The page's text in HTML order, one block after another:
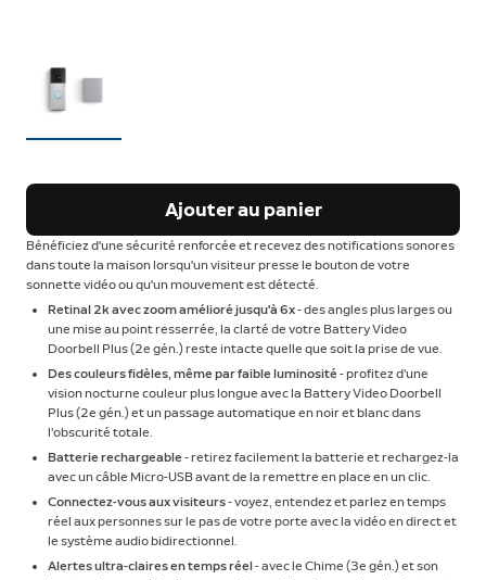
Ajouter au panier
Bénéficiez d'une sécurité renforcée et recevez des notifications sonores
dans toute la maison lorsqu'un visiteur presse le bouton de votre
sonnette vidéo ou qu'un mouvement est détecté.
Retinal 2k avec zoom amélioré jusqu'à 6x- des angles plus larges ou
une mise au point resserrée, la clarté de votre Battery Video
Doorbell Plus (2e gén.) reste intacte quelle que soit la prise de vue.
Des couleurs fidèles, même par faible luminosité - profitez d’une
vision nocturne couleur plus longue avec la Battery Video Doorbell
Plus (2e gén.) et un passage automatique en noir et blanc dans
l’obscurité totale.
Batterie rechargeable - retirez facilement la batterie et rechargez-la
avec un câble Micro-USB avant de la remettre en place en un clic.
Connectez-vous aux visiteurs- voyez, entendez et parlez en temps
réel aux personnes sur le pas de votre porte avec la vidéo en direct et
le système audio bidirectionnel.
Alertes ultra-claires en temps réel- avec le Chime (3e gén.) et son